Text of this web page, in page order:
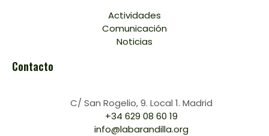
Actividades
Comunicación
Noticias
Contacto
C/ San Rogelio, 9. Local 1. Madrid
+34 629 08 60 19
info@labarandilla.org